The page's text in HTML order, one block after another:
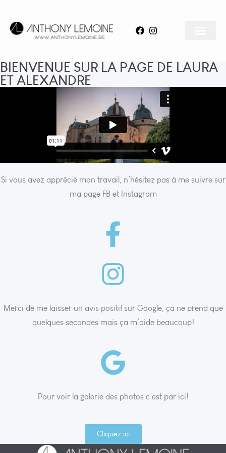
BIENVENUE SUR LA PAGE DE LAURA
ET ALEXANDRE
Si vous avez apprécié mon travail, n’hésitez pas à me suivre sur
ma page FB et Instagram
Merci de me laisser un avis positif sur Google, ça ne prend que
quelques secondes mais ça m’aide beaucoup!
Pour voir la galerie des photos c’est par ici!
Cliquez ici